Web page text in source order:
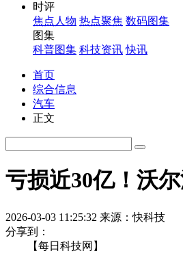
时评
焦点人物 热点聚焦 数码图集
图集
科普图集 科技资讯 快讯
首页
综合信息
汽车
正文
亏损近30亿！沃
2026-03-03 11:25:32 来源：快科技
分享到：
【每日科技网】